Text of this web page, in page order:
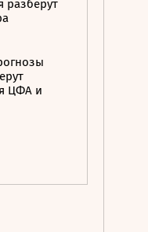
разберут
ЦФА и